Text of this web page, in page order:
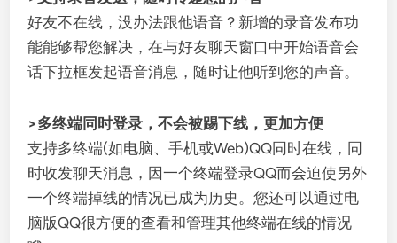
好友不在线，没办法跟他语音？新增的录音发布功
能能够帮您解决，在与好友聊天窗口中开始语音会
话下拉框发起语音消息，随时让他听到您的声音。
>多终端同时登录，不会被踢下线，更加方便
支持多终端(如电脑、手机或Web)QQ同时在线，同
时收发聊天消息，因一个终端登录QQ而会迫使另外
一个终端掉线的情况已成为历史。您还可以通过电
脑版QQ很方便的查看和管理其他终端在线的情况